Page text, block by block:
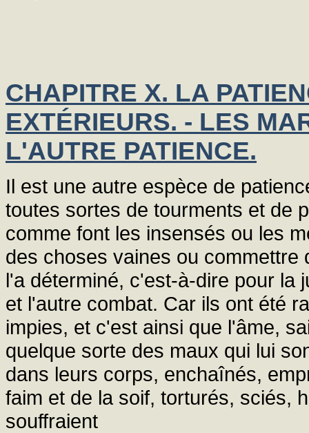
CHAPITRE X. LA
EXTÉRIEURS. - LES
L'AUTRE PATIENCE.
Il est une autre espèce de
toutes sortes de tourments et de
comme font les insensés ou les
des choses vaines ou
l'a déterminé, c'est-à-dire pour la
et l'autre combat. Car ils ont été
impies, et c'est ainsi que l'âme,
quelque sorte des maux qui lui
dans leurs corps, enchaînés,
faim et de la soif, torturés, sciés,
souffraient